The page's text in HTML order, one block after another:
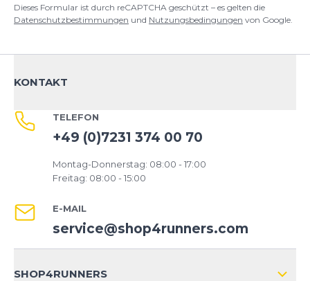
Dieses Formular ist durch reCAPTCHA geschützt – es gelten die
Datenschutzbestimmungen und Nutzungsbedingungen von Google.
KONTAKT
TELEFON
+49 (0)7231 374 00 70
Montag-Donnerstag: 08:00 - 17:00
Freitag: 08:00 - 15:00
E-MAIL
service@shop4runners.com
SHOP4RUNNERS